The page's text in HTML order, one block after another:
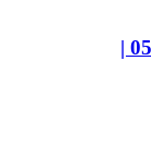
تركيب سيراميك في عجمان |0545574752 |